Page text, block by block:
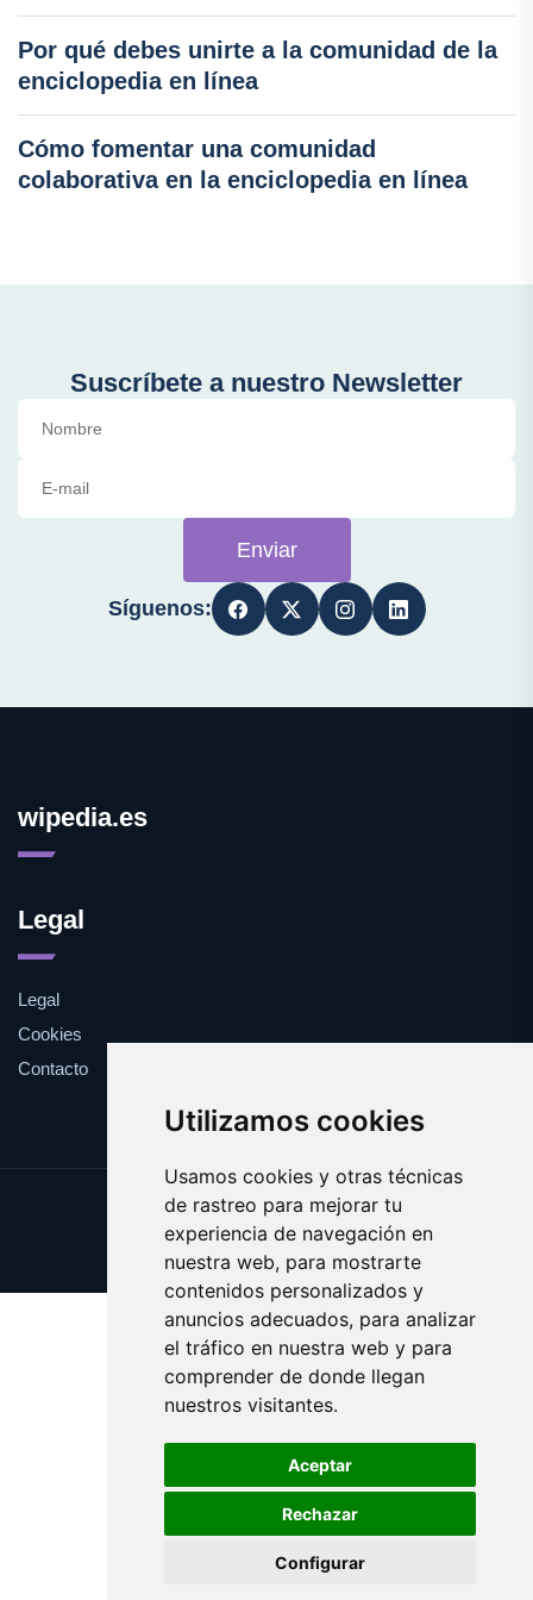
Utilizamos cookies
Usamos cookies y otras técnicas
de rastreo para mejorar tu
experiencia de navegación en
nuestra web, para mostrarte
contenidos personalizados y
anuncios adecuados, para analizar
el tráfico en nuestra web y para
comprender de donde llegan
nuestros visitantes.
Aceptar
Rechazar
Configurar
Por qué debes unirte a la comunidad de la
enciclopedia en línea
Cómo fomentar una comunidad
colaborativa en la enciclopedia en línea
Suscríbete a nuestro Newsletter
Enviar
Síguenos:
wipedia.es
Legal
Legal
Cookies
Contacto
Update cookies preferences
Copyright © 2025 wipedia.es